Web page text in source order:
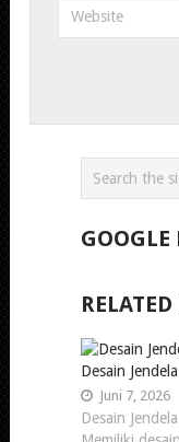
GOOGLE
RELATED
Desain
Juni 7, 2026
Desain